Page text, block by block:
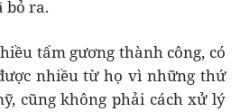
bỏ ra.
tấm gương thành công, có
nhiều từ họ vì những thứ
cũng không phải cách xử lý